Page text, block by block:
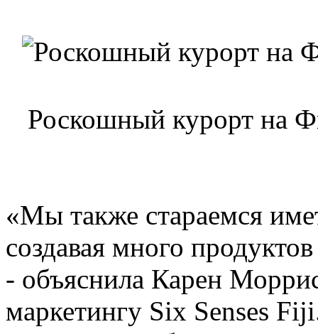
Роскошный курорт на
«Мы также стараемся
создавая много
- объяснила Карен
маркетингу Six Senses